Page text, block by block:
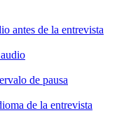
antes de la entrevista
de pausa
de la entrevista